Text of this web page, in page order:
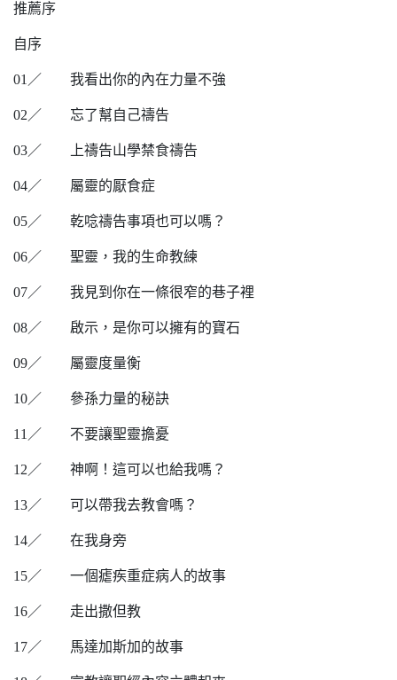
推薦序
自序
01 ／ 我看出你的內在力量不強
02 ／ 忘了幫自己禱告
03／ 上禱告山學禁食禱告
04／ 屬靈的厭食症
05／ 乾唸禱告事項也可以嗎？
06／ 聖靈，我的生命教練
07／ 我見到你在一條很窄的巷子裡
08／ 啟示，是你可以擁有的寶石
09／ 屬靈度量衡
10／ 參孫力量的秘訣
11 ／ 不要讓聖靈擔憂
12 ／ 神啊！這可以也給我嗎？
13／ 可以帶我去教會嗎？
14／ 在我身旁
15／ 一個瘧疾重症病人的故事
16／ 走出撒但教
17／ 馬達加斯加的故事